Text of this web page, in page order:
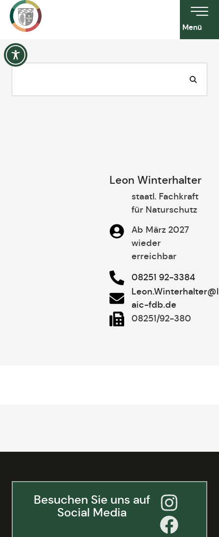
Menü
Leon Winterhalter
staatl. Fachkraft
für Naturschutz
Ab März 2027
wieder
erreichbar
08251 92-3384
aic-fdb.de
08251/92-380
Besuchen Sie uns auf
Social Media